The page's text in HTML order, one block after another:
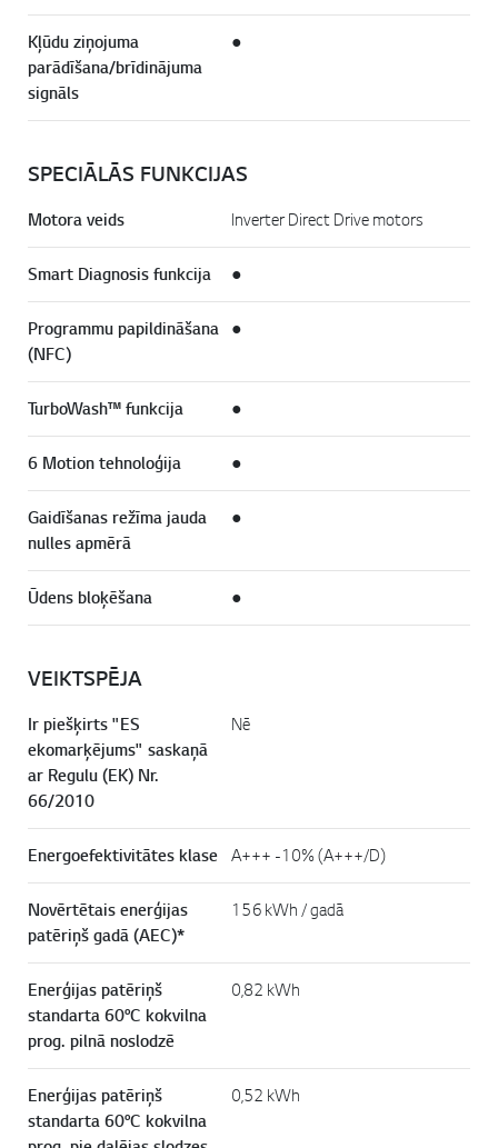
Kļūdu ziņojuma
parādīšana/brīdinājuma
signāls
●
SPECIĀLĀS FUNKCIJAS
Motora veids Inverter Direct Drive motors
Smart Diagnosis funkcija ●
Programmu papildināšana
(NFC)
●
TurboWash™ funkcija ●
6 Motion tehnoloģija ●
Gaidīšanas režīma jauda
nulles apmērā
●
Ūdens bloķēšana ●
VEIKTSPĒJA
Ir piešķirts "ES
ekomarķējums" saskaņā
ar Regulu (EK) Nr.
66/2010
Nē
Energoefektivitātes klase A+++ -10% (A+++/D)
Novērtētais enerģijas
patēriņš gadā (AEC)*
156 kWh / gadā
Enerģijas patēriņš
standarta 60°C kokvilna
prog. pilnā noslodzē
0,82 kWh
Enerģijas patēriņš
standarta 60°C kokvilna
0,52 kWh